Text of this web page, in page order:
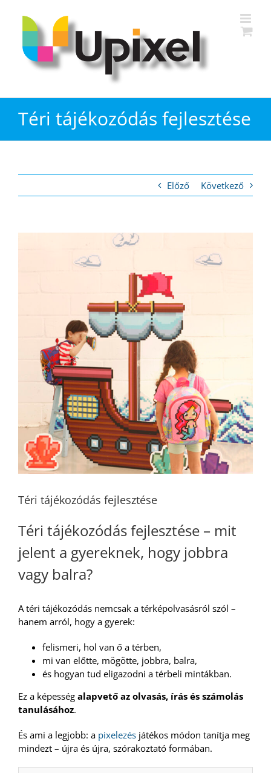
Téri tájékozódás fejlesztése
Előző Következő
Téri tájékozódás fejlesztése
Téri tájékozódás fejlesztése – mit
jelent a gyereknek, hogy jobbra
vagy balra?
A téri tájékozódás nemcsak a térképolvasásról szól –
hanem arról, hogy a gyerek:
felismeri, hol van ő a térben,
mi van előtte, mögötte, jobbra, balra,
és hogyan tud eligazodni a térbeli mintákban.
Ez a képesség alapvető az olvasás, írás és számolás
tanulásához.
És ami a legjobb: a pixelezésjátékos módon tanítja meg
mindezt – újra és újra, szórakoztató formában.